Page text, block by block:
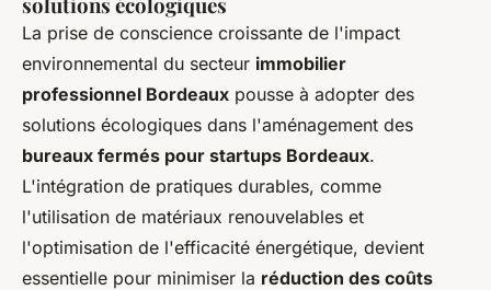
La prise de conscience croissante de l'impact
environnemental du secteur immobilier
professionnel Bordeaux pousse à adopter des
solutions écologiques dans l'aménagement des
bureaux fermés pour startups Bordeaux.
L'intégration de pratiques durables, comme
l'utilisation de matériaux renouvelables et
l'optimisation de l'efficacité énergétique, devient
essentielle pour minimiser la réduction des coûts